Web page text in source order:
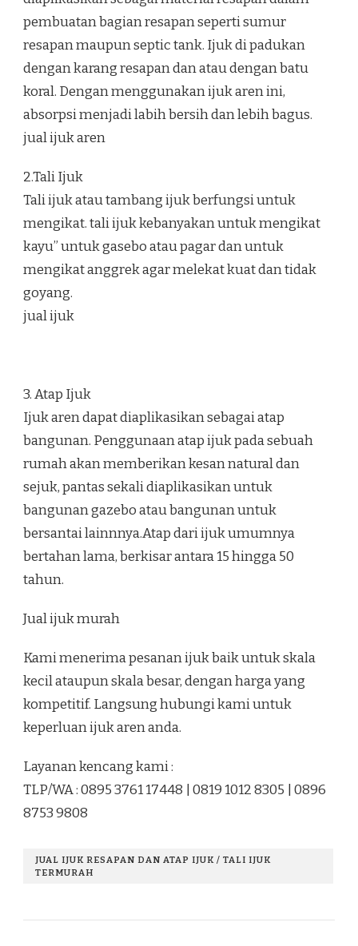
pembuatan bagian resapan seperti sumur
resapan maupun septic tank. Ijuk di padukan
dengan karang resapan dan atau dengan batu
koral. Dengan menggunakan ijuk aren ini,
absorpsi menjadi labih bersih dan lebih bagus.
jual ijuk aren
2.Tali Ijuk
Tali ijuk atau tambang ijuk berfungsi untuk
mengikat. tali ijuk kebanyakan untuk mengikat
kayu” untuk gasebo atau pagar dan untuk
mengikat anggrek agar melekat kuat dan tidak
goyang.
jual ijuk
3. Atap Ijuk
Ijuk aren dapat diaplikasikan sebagai atap
bangunan. Penggunaan atap ijuk pada sebuah
rumah akan memberikan kesan natural dan
sejuk, pantas sekali diaplikasikan untuk
bangunan gazebo atau bangunan untuk
bersantai lainnnya.Atap dari ijuk umumnya
bertahan lama, berkisar antara 15 hingga 50
tahun.
Jual ijuk murah
Kami menerima pesanan ijuk baik untuk skala
kecil ataupun skala besar, dengan harga yang
kompetitif. Langsung hubungi kami untuk
keperluan ijuk aren anda.
Layanan kencang kami :
TLP/WA : 0895 3761 17448 | 0819 1012 8305 | 0896
8753 9808
JUAL IJUK RESAPAN DAN ATAP IJUK / TALI IJUK
TERMURAH